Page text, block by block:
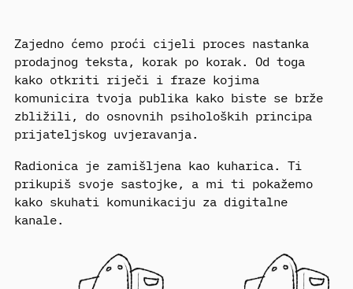
Zajedno ćemo proći cijeli proces nastanka
prodajnog teksta, korak po korak. Od toga
kako otkriti riječi i fraze kojima
komunicira tvoja publika kako biste se brže
zbližili, do osnovnih psiholoških principa
prijateljskog uvjeravanja.
Radionica je zamišljena kao kuharica. Ti
prikupiš svoje sastojke, a mi ti pokažemo
kako skuhati komunikaciju za digitalne
kanale.